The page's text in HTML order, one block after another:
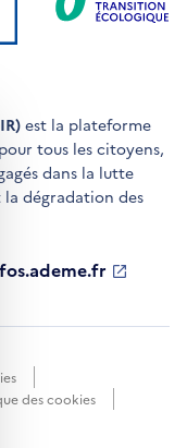
est la plateforme
pour tous les citoyens,
dans la lutte
dégradation des
des cookies